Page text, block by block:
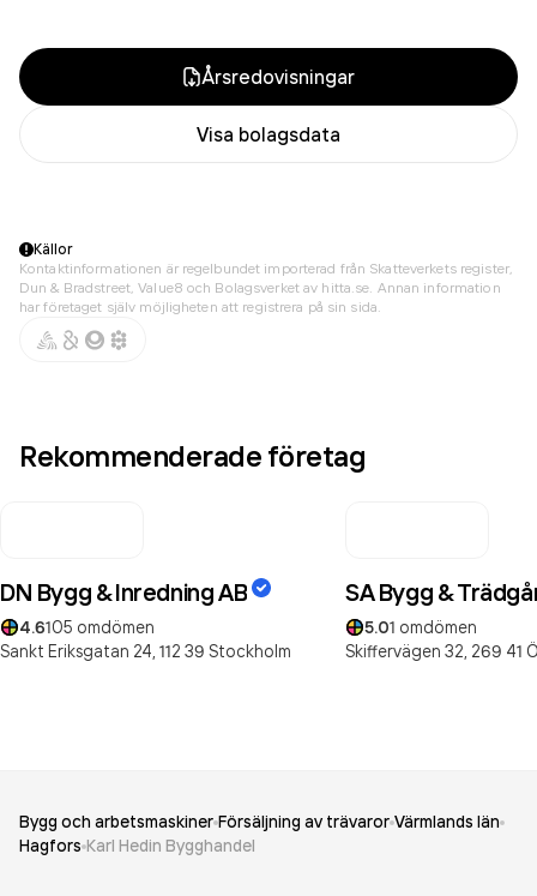
Årsredovisningar
Visa bolagsdata
Källor
Kontaktinformationen är regelbundet importerad från Skatteverkets register,
Dun & Bradstreet, Value8 och Bolagsverket av hitta.se. Annan information
har företaget själv möjligheten att registrera på sin sida.
Rekommenderade företag
DN Bygg & Inredning AB
4.6105 omdömen
Sankt Eriksgatan 24, 112 39 Stockholm
SA Bygg &
5.01 omdömen
Skiffervägen 32, 269 41
Bygg och arbetsmaskiner Försäljning av trävaror Värmlands län
Hagfors Karl Hedin Bygghandel